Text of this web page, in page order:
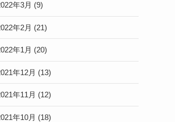
年3月 (9)
年2月 (21)
年1月 (20)
年12月 (13)
年11月 (12)
年10月 (18)